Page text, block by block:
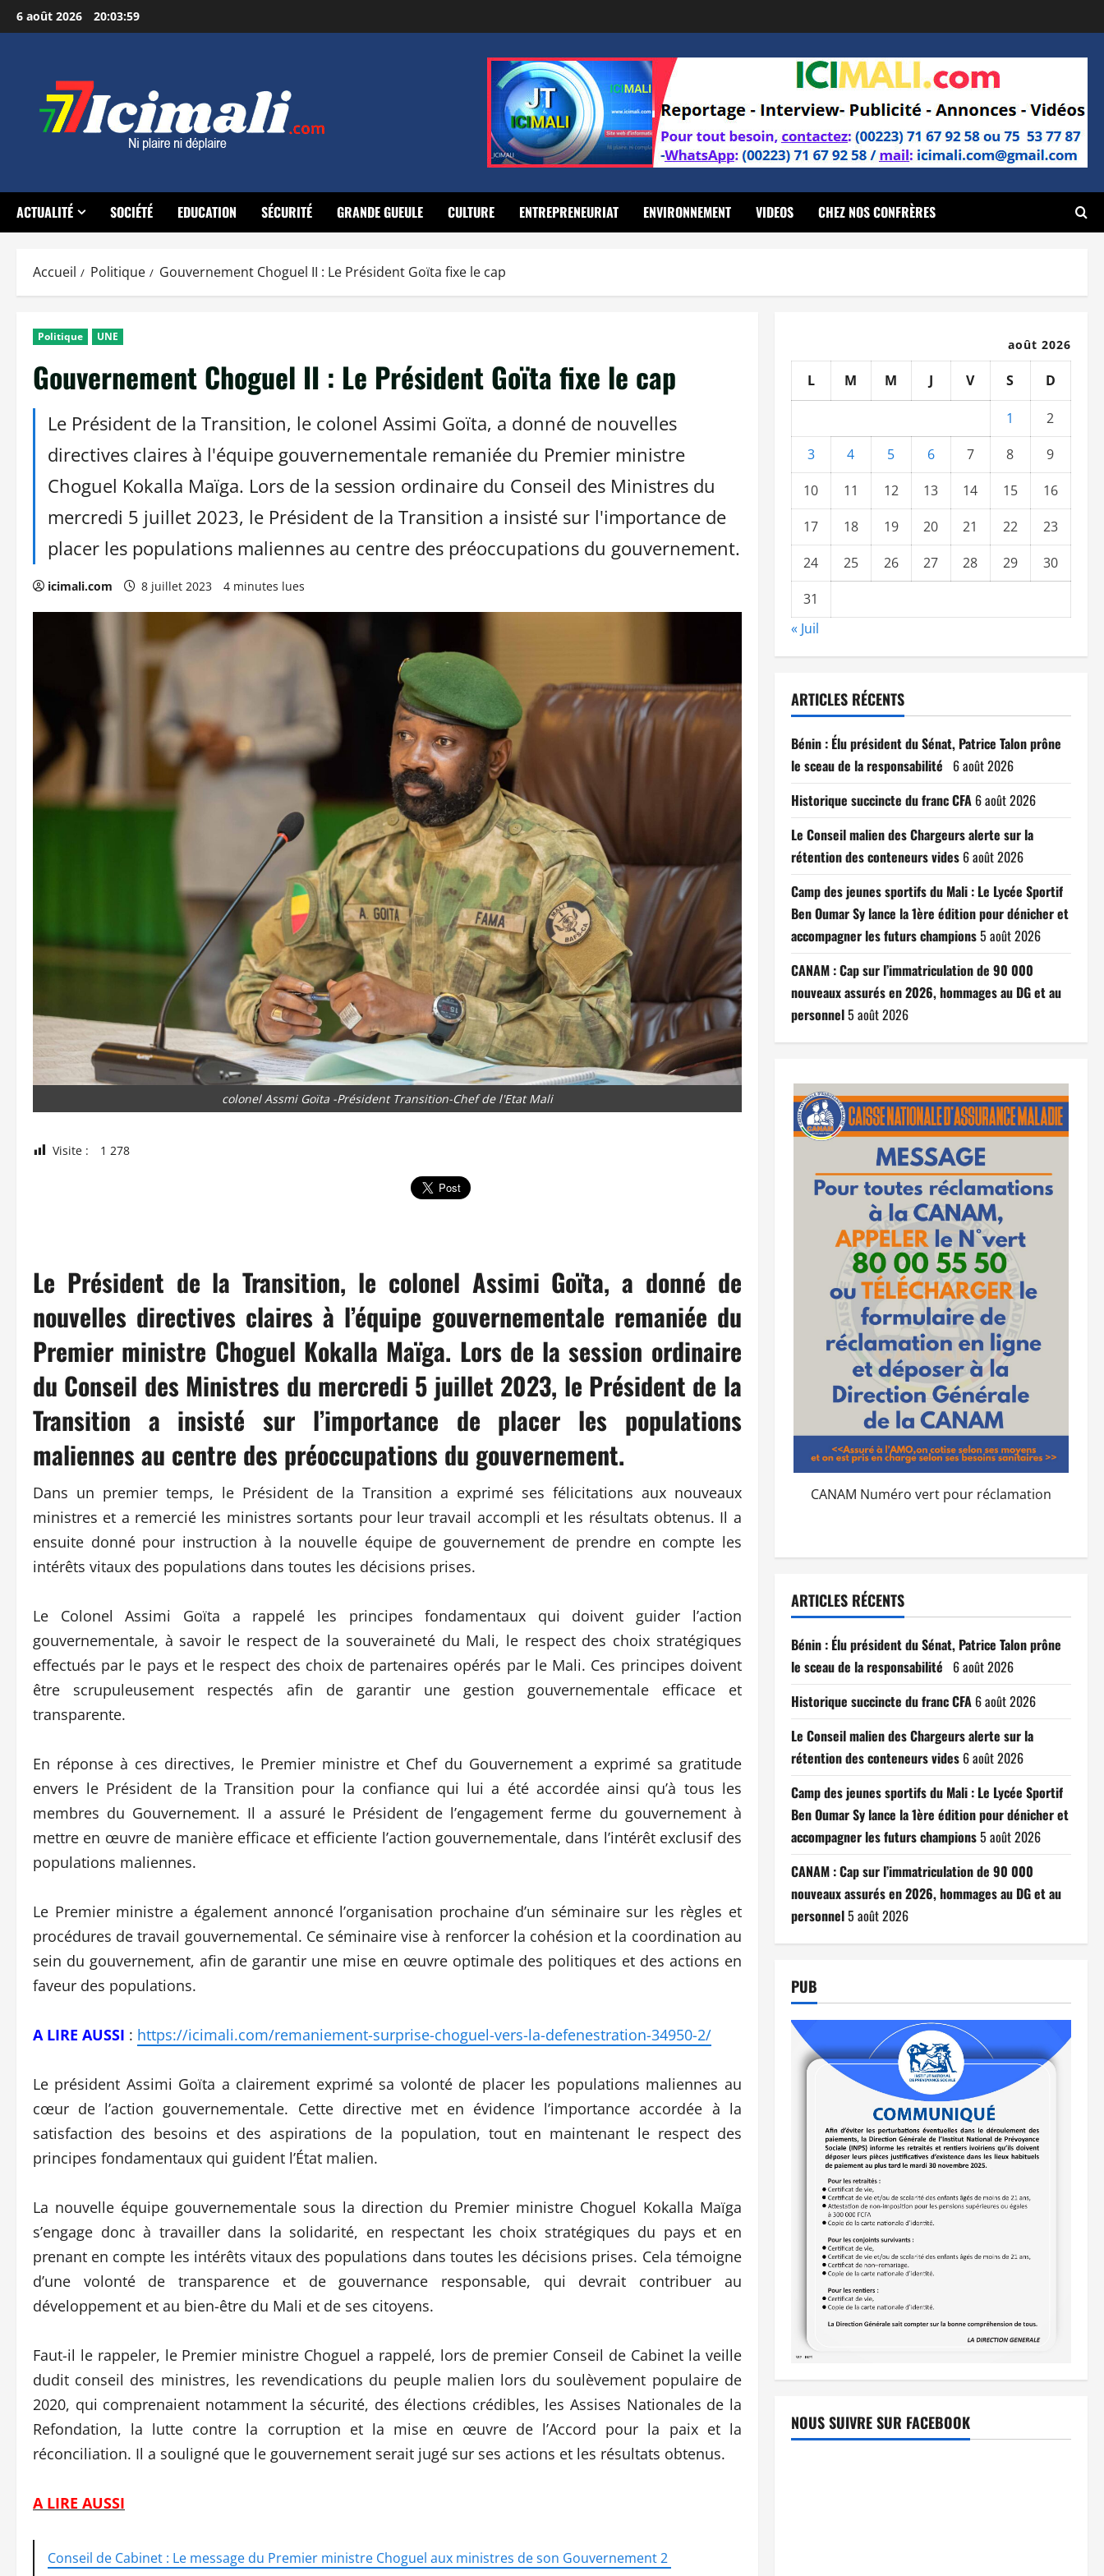
Aller
au
6 août 2026 20:04:00
ACTUALITÉ SOCIÉTÉ EDUCATION SÉCURITÉ GRANDE GUEULE CULTURE ENTREPRENEURIAT ENVIRONNEMENT VIDEOS CHEZ NOS CONFRÈRES
Accueil Politique Gouvernement Choguel II : Le Président Goïta fixe le cap
Politique UNE
Gouvernement Choguel II : Le Président Goïta fixe le cap
Le Président de la Transition, le colonel Assimi Goïta, a donné de nouvelles
directives claires à l'équipe gouvernementale remaniée du Premier ministre
Choguel Kokalla Maïga. Lors de la session ordinaire du Conseil des Ministres du
mercredi 5 juillet 2023, le Président de la Transition a insisté sur l'importance de
placer les populations maliennes au centre des préoccupations du gouvernement.
icimali.com 8 juillet 2023 4 minutes lues
colonel Assmi Goïta -Président Transition-Chef de l'Etat Mali
Visite : 1 278
Le Président de la Transition, le colonel Assimi Goïta, a donné de
nouvelles directives claires à l’équipe gouvernementale remaniée du
Premier ministre Choguel Kokalla Maïga. Lors de la session ordinaire
du Conseil des Ministres du mercredi 5 juillet 2023, le Président de la
Transition a insisté sur l’importance de placer les populations
maliennes au centre des préoccupations du gouvernement.
Dans un premier temps, le Président de la Transition a exprimé ses félicitations aux nouveaux
ministres et a remercié les ministres sortants pour leur travail accompli et les résultats obtenus. Il a
ensuite donné pour instruction à la nouvelle équipe de gouvernement de prendre en compte les
intérêts vitaux des populations dans toutes les décisions prises.
Le Colonel Assimi Goïta a rappelé les principes fondamentaux qui doivent guider l’action
gouvernementale, à savoir le respect de la souveraineté du Mali, le respect des choix stratégiques
effectués par le pays et le respect des choix de partenaires opérés par le Mali. Ces principes doivent
être scrupuleusement respectés afin de garantir une gestion gouvernementale efficace et
transparente.
En réponse à ces directives, le Premier ministre et Chef du Gouvernement a exprimé sa gratitude
envers le Président de la Transition pour la confiance qui lui a été accordée ainsi qu’à tous les
membres du Gouvernement. Il a assuré le Président de l’engagement ferme du gouvernement à
mettre en œuvre de manière efficace et efficiente l’action gouvernementale, dans l’intérêt exclusif des
populations maliennes.
Le Premier ministre a également annoncé l’organisation prochaine d’un séminaire sur les règles et
procédures de travail gouvernemental. Ce séminaire vise à renforcer la cohésion et la coordination au
sein du gouvernement, afin de garantir une mise en œuvre optimale des politiques et des actions en
faveur des populations.
A LIRE AUSSI : https://icimali.com/remaniement-surprise-choguel-vers-la-defenestration-34950-2/
Le président Assimi Goïta a clairement exprimé sa volonté de placer les populations maliennes au
cœur de l’action gouvernementale. Cette directive met en évidence l’importance accordée à la
satisfaction des besoins et des aspirations de la population, tout en maintenant le respect des
principes fondamentaux qui guident l’État malien.
La nouvelle équipe gouvernementale sous la direction du Premier ministre Choguel Kokalla Maïga
s’engage donc à travailler dans la solidarité, en respectant les choix stratégiques du pays et en
prenant en compte les intérêts vitaux des populations dans toutes les décisions prises. Cela témoigne
d’une volonté de transparence et de gouvernance responsable, qui devrait contribuer au
développement et au bien-être du Mali et de ses citoyens.
Faut-il le rappeler, le Premier ministre Choguel a rappelé, lors de premier Conseil de Cabinet la veille
dudit conseil des ministres, les revendications du peuple malien lors du soulèvement populaire de
2020, qui comprenaient notamment la sécurité, des élections crédibles, les Assises Nationales de la
Refondation, la lutte contre la corruption et la mise en œuvre de l’Accord pour la paix et la
réconciliation. Il a souligné que le gouvernement serait jugé sur ses actions et les résultats obtenus.
A LIRE AUSSI
Conseil de Cabinet : Le message du Premier ministre Choguel aux ministres de son Gouvernement 2
août 2026
L M M J V S D
1
2
3
4 5 6 7 8
9
10
11 12 13 14 15
16
17
18 19 20 21 22
23
24
25 26 27 28 29
30
31
« Juil
ARTICLES RÉCENTS
Bénin : Élu président du Sénat, Patrice Talon prône
le sceau de la responsabilité 6 août 2026
Historique succincte du franc CFA 6 août 2026
Le Conseil malien des Chargeurs alerte sur la
rétention des conteneurs vides 6 août 2026
Camp des jeunes sportifs du Mali : Le Lycée Sportif
Ben Oumar Sy lance la 1ère édition pour dénicher et
accompagner les futurs champions5 août 2026
CANAM : Cap sur l’immatriculation de 90 000
nouveaux assurés en 2026, hommages au DG et au
personnel5 août 2026
CANAM Numéro vert pour réclamation
ARTICLES RÉCENTS
Bénin : Élu président du Sénat, Patrice Talon prône
le sceau de la responsabilité 6 août 2026
Historique succincte du franc CFA 6 août 2026
Le Conseil malien des Chargeurs alerte sur la
rétention des conteneurs vides 6 août 2026
Camp des jeunes sportifs du Mali : Le Lycée Sportif
Ben Oumar Sy lance la 1ère édition pour dénicher et
accompagner les futurs champions5 août 2026
CANAM : Cap sur l’immatriculation de 90 000
nouveaux assurés en 2026, hommages au DG et au
personnel5 août 2026
PUB
NOUS SUIVRE SUR FACEBOOK